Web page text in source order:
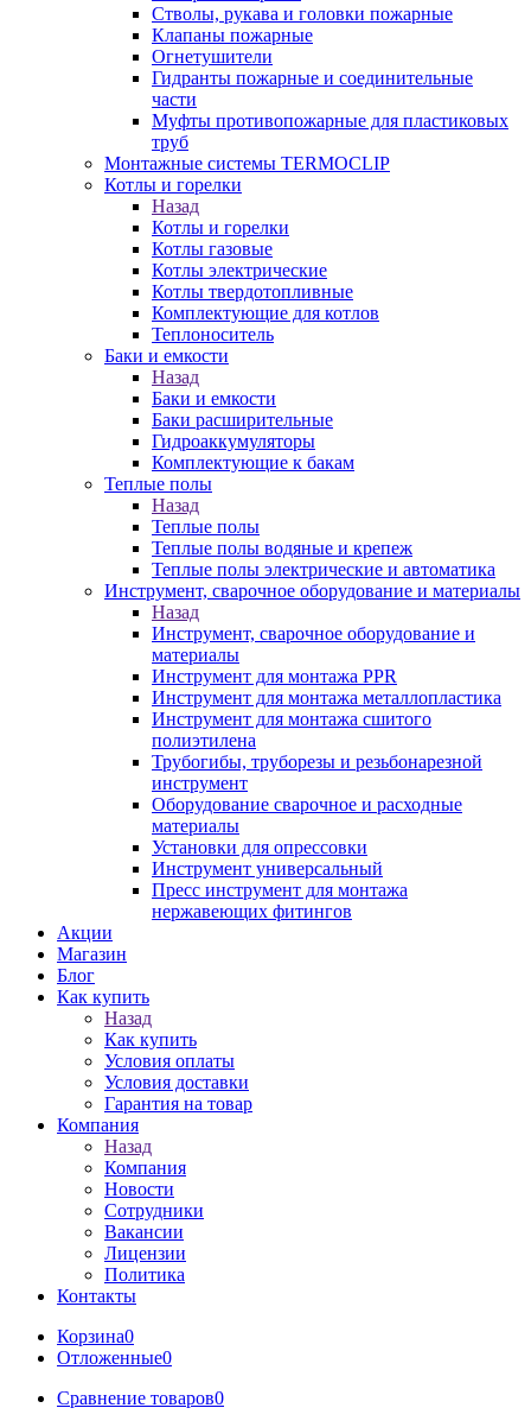
Стволы, рукава и головки пожарные
Клапаны пожарные
Огнетушители
Гидранты пожарные и соединительные
части
Муфты противопожарные для пластиковых
труб
Монтажные системы TERMOCLIP
Котлы и горелки
Назад
Котлы и горелки
Котлы газовые
Котлы электрические
Котлы твердотопливные
Комплектующие для котлов
Теплоноситель
Баки и емкости
Назад
Баки и емкости
Баки расширительные
Гидроаккумуляторы
Комплектующие к бакам
Теплые полы
Назад
Теплые полы
Теплые полы водяные и крепеж
Теплые полы электрические и автоматика
Инструмент, сварочное оборудование и материалы
Назад
Инструмент, сварочное оборудование и
материалы
Инструмент для монтажа PPR
Инструмент для монтажа металлопластика
Инструмент для монтажа сшитого
полиэтилена
Трубогибы, труборезы и резьбонарезной
инструмент
Оборудование сварочное и расходные
материалы
Установки для опрессовки
Инструмент универсальный
Пресс инструмент для монтажа
нержавеющих фитингов
Акции
Магазин
Блог
Как купить
Назад
Как купить
Условия оплаты
Условия доставки
Гарантия на товар
Компания
Назад
Компания
Новости
Сотрудники
Вакансии
Лицензии
Политика
Контакты
Корзина0
Отложенные0
Сравнение товаров0